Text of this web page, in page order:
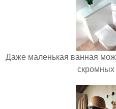
Даже маленькая ванная
скромных